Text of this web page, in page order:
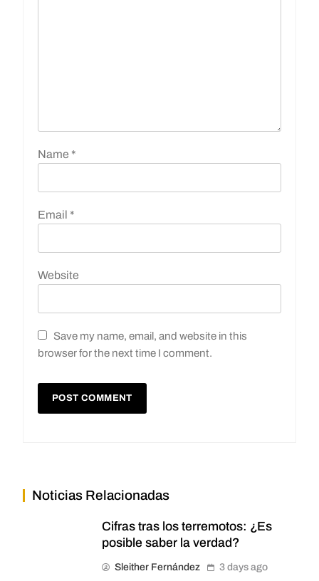
Name *
Email *
Website
Save my name, email, and website in this
browser for the next time I comment.
Noticias Relacionadas
Cifras tras los terremotos: ¿Es
posible saber la verdad?
Sleither Fernández 3 days ago